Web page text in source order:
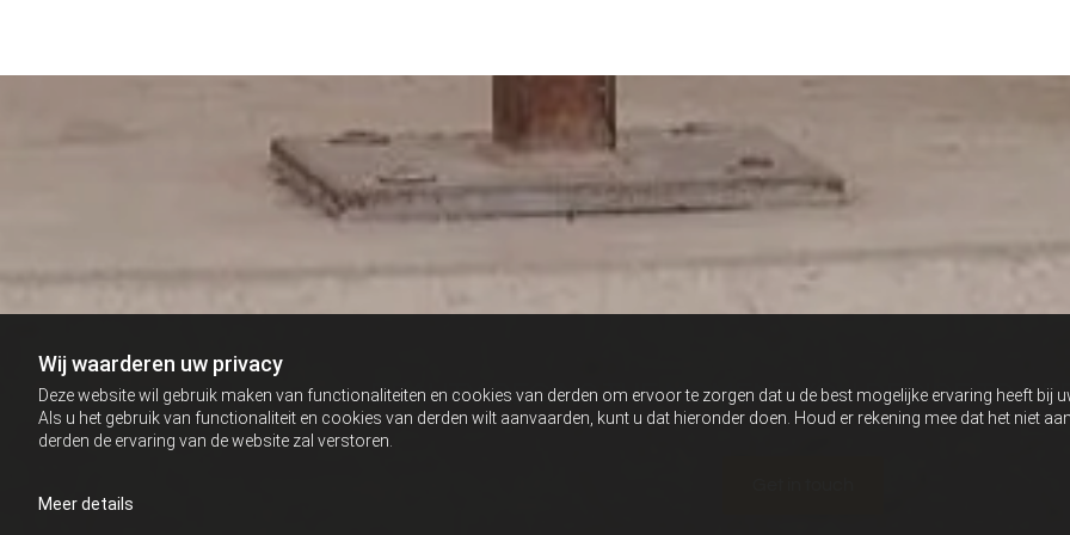
Wij waarderen uw privacy
Deze website wil gebruik maken van functionaliteiten en cookies van derden om ervoor te zorgen dat u de best mogelijke ervaring heeft bij
Als u het gebruik van functionaliteit en cookies van derden wilt aanvaarden, kunt u dat hieronder doen. Houd er rekening mee dat het niet
derden de ervaring van de website zal verstoren.
Meer details
BEAUTY BEGINS THE MOMENT YOU DECIDE TO